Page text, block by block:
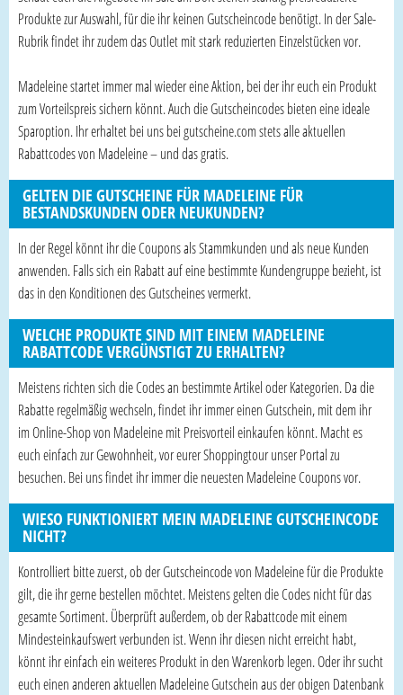
Produkte zur Auswahl, für die ihr keinen Gutscheincode benötigt. In der Sale-
Rubrik findet ihr zudem das Outlet mit stark reduzierten Einzelstücken vor.
Madeleine startet immer mal wieder eine Aktion, bei der ihr euch ein Produkt
zum Vorteilspreis sichern könnt. Auch die Gutscheincodes bieten eine ideale
Sparoption. Ihr erhaltet bei uns bei gutscheine.com stets alle aktuellen
Rabattcodes von Madeleine – und das gratis.
GELTEN DIE GUTSCHEINE FÜR MADELEINE FÜR
BESTANDSKUNDEN ODER NEUKUNDEN?
In der Regel könnt ihr die Coupons als Stammkunden und als neue Kunden
anwenden. Falls sich ein Rabatt auf eine bestimmte Kundengruppe bezieht, ist
das in den Konditionen des Gutscheines vermerkt.
WELCHE PRODUKTE SIND MIT EINEM MADELEINE
RABATTCODE VERGÜNSTIGT ZU ERHALTEN?
Meistens richten sich die Codes an bestimmte Artikel oder Kategorien. Da die
Rabatte regelmäßig wechseln, findet ihr immer einen Gutschein, mit dem ihr
im Online-Shop von Madeleine mit Preisvorteil einkaufen könnt. Macht es
euch einfach zur Gewohnheit, vor eurer Shoppingtour unser Portal zu
besuchen. Bei uns findet ihr immer die neuesten Madeleine Coupons vor.
WIESO FUNKTIONIERT MEIN MADELEINE GUTSCHEINCODE
NICHT?
Kontrolliert bitte zuerst, ob der Gutscheincode von Madeleine für die Produkte
gilt, die ihr gerne bestellen möchtet. Meistens gelten die Codes nicht für das
gesamte Sortiment. Überprüft außerdem, ob der Rabattcode mit einem
Mindesteinkaufswert verbunden ist. Wenn ihr diesen nicht erreicht habt,
könnt ihr einfach ein weiteres Produkt in den Warenkorb legen. Oder ihr sucht
euch einen anderen aktuellen Madeleine Gutschein aus der obigen Datenbank